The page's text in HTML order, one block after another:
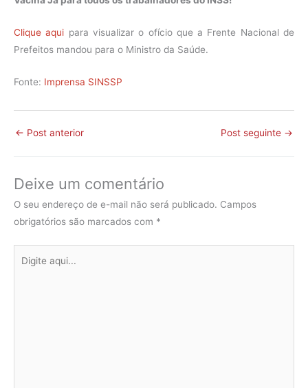
Clique aqui para visualizar o ofício que a Frente Nacional de
Prefeitos mandou para o Ministro da Saúde.
Fonte: Imprensa SINSSP
← Post anterior Post seguinte →
Deixe um comentário
O seu endereço de e-mail não será publicado. Campos
obrigatórios são marcados com *
aqui...